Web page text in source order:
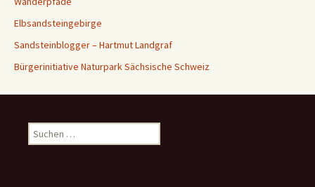
Elbsandsteingebirge
Sandsteinblogger – Hartmut Landgraf
Bürgerinitiative Naturpark Sächsische Schweiz
Suchen
nach: